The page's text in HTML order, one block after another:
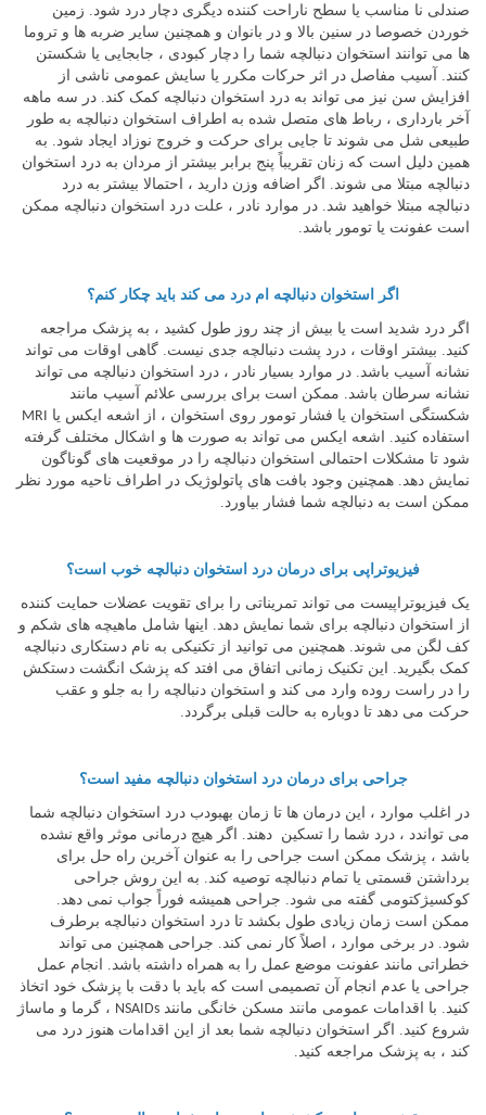
صندلی نا مناسب یا سطح ناراحت کننده دیگری دچار درد شود. زمین
خوردن خصوصا در سنین بالا و در بانوان و همچنین سایر ضربه ها و تروما
ها می توانند استخوان دنبالچه شما را دچار کبودی ، جابجایی یا شکستن
کنند. آسیب مفاصل در اثر حرکات مکرر یا سایش عمومی ناشی از
افزایش سن نیز می تواند به درد استخوان دنبالچه کمک کند. در سه ماهه
آخر بارداری ، رباط های متصل شده به اطراف استخوان دنبالچه به طور
طبیعی شل می شوند تا جایی برای حرکت و خروج نوزاد ایجاد شود. به
همین دلیل است که زنان تقریباً پنج برابر بیشتر از مردان به درد استخوان
دنبالچه مبتلا می شوند. اگر اضافه وزن دارید ، احتمالا بیشتر به درد
دنبالچه مبتلا خواهید شد. در موارد نادر ، علت درد استخوان دنبالچه ممکن
است عفونت یا تومور باشد.
اگر استخوان دنبالچه ام درد می کند باید چکار کنم؟
اگر درد شدید است یا بیش از چند روز طول کشید ، به پزشک مراجعه
کنید. بیشتر اوقات ، درد پشت دنبالچه جدی نیست. گاهی اوقات می تواند
نشانه آسیب باشد. در موارد بسیار نادر ، درد استخوان دنبالچه می تواند
نشانه سرطان باشد. ممکن است برای بررسی علائم آسیب مانند
شکستگی استخوان یا فشار تومور روی استخوان ، از اشعه ایکس یا MRI
استفاده کنید. اشعه ایکس می تواند به صورت ها و اشکال مختلف گرفته
شود تا مشکلات احتمالی استخوان دنبالچه را در موقعیت های گوناگون
نمایش دهد. همچنین وجود بافت های پاتولوژیک در اطراف ناحیه مورد نظر
ممکن است به دنبالچه شما فشار بیاورد.
فیزیوتراپی برای درمان درد استخوان دنبالچه خوب است؟
یک فیزیوتراپیست می تواند تمریناتی را برای تقویت عضلات حمایت کننده
از استخوان دنبالچه برای شما نمایش دهد. اینها شامل ماهیچه های شکم و
کف لگن می شوند. همچنین می توانید از تکنیکی به نام دستکاری دنبالچه
کمک بگیرید. این تکنیک زمانی اتفاق می افتد که پزشک انگشت دستکش
را در راست روده وارد می کند و استخوان دنبالچه را به جلو و عقب
حرکت می دهد تا دوباره به حالت قبلی برگردد.
جراحی برای درمان درد استخوان دنبالچه مفید است؟
در اغلب موارد ، این درمان ها تا زمان بهبودب درد استخوان دنبالچه شما
می تواندد ، درد شما را تسکین دهند. اگر هیچ درمانی موثر واقع نشده
باشد ، پزشک ممکن است جراحی را به عنوان آخرین راه حل برای
برداشتن قسمتی یا تمام دنبالچه توصیه کند. به این روش جراحی
کوکسیژکتومی گفته می شود. جراحی همیشه فوراً جواب نمی دهد.
ممکن است زمان زیادی طول بکشد تا درد استخوان دنبالچه برطرف
شود. در برخی موارد ، اصلاً کار نمی کند. جراحی همچنین می تواند
خطراتی مانند عفونت موضع عمل را به همراه داشته باشد. انجام عمل
جراحی یا عدم انجام آن تصمیمی است که باید با دقت با پزشک خود اتخاذ
کنید. با اقدامات عمومی مانند مسکن خانگی مانند NSAIDs ، گرما و ماساژ
شروع کنید. اگر استخوان دنبالچه شما بعد از این اقدامات هنوز درد می
کند ، به پزشک مراجعه کنید.